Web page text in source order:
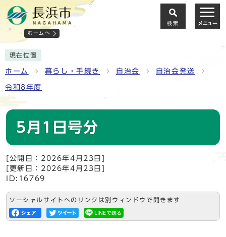
ホームへ
検索 メニュー
現在位置
ホーム 暮らし・手続き 自治会 自治会発送
令和8年度
5月1日号分
[公開日：2026年4月23日]
[更新日：2026年4月23日]
ID:16769
ソーシャルサイトへのリンクは別ウィンドウで開きます